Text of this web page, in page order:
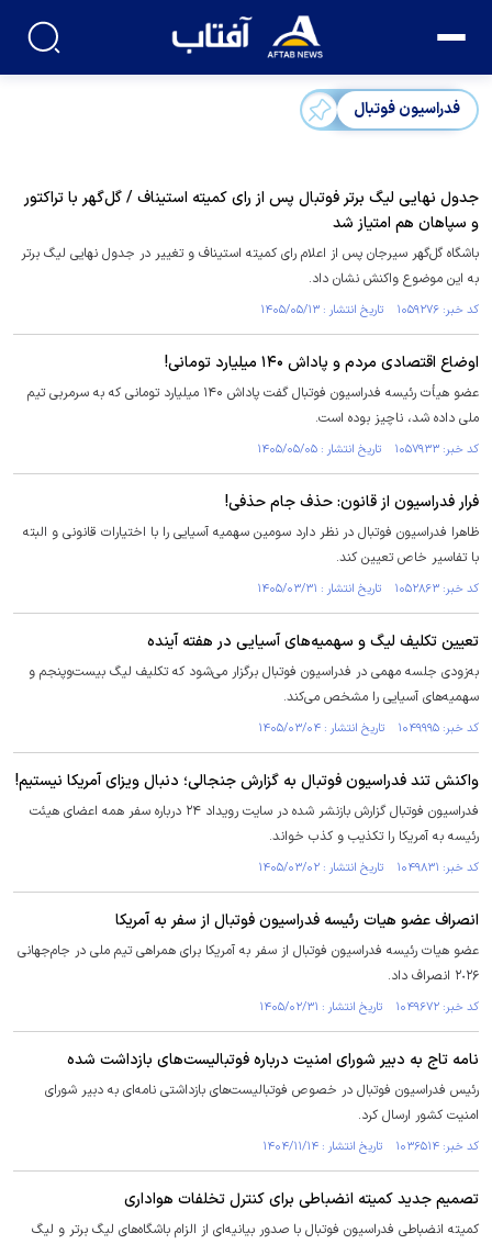
فدراسیون فوتبال
جدول نهایی لیگ برتر فوتبال پس از رای کمیته استیناف / گل‌گهر با تراکتور
و سپاهان هم امتیاز شد
باشگاه گل‌گهر سیرجان پس از اعلام رای کمیته استیناف و تغییر در جدول نهایی لیگ برتر
به این موضوع واکنش نشان داد.
کد خبر: ۱۰۵۹۲۷۶ تاریخ انتشار : ۱۴۰۵/۰۵/۱۳
اوضاع اقتصادی مردم و پاداش ۱۴۰ میلیارد تومانی!
عضو هیأت رئیسه فدراسیون فوتبال گفت پاداش ۱۴۰ میلیارد تومانی که به سرمربی تیم
ملی داده شد، ناچیز بوده است.
کد خبر: ۱۰۵۷۹۳۳ تاریخ انتشار : ۱۴۰۵/۰۵/۰۵
فرار فدراسیون از قانون: حذف جام حذفی!
ظاهرا فدراسیون فوتبال در نظر دارد سومین سهمیه آسیایی را با اختیارات قانونی و البته
با تفاسیر خاص تعیین کند.
کد خبر: ۱۰۵۲۸۶۳ تاریخ انتشار : ۱۴۰۵/۰۳/۳۱
تعیین تکلیف لیگ و سهمیه‌های آسیایی در هفته آینده
به‌زودی جلسه مهمی در فدراسیون فوتبال برگزار می‌شود که تکلیف لیگ بیست‌وپنجم و
سهمیه‌های آسیایی را مشخص می‌کند.
کد خبر: ۱۰۴۹۹۹۵ تاریخ انتشار : ۱۴۰۵/۰۳/۰۴
واکنش تند فدراسیون فوتبال به گزارش جنجالی؛ دنبال ویزای آمریکا نیستیم!
فدراسیون فوتبال گزارش بازنشر شده در سایت رویداد ۲۴ درباره سفر همه اعضای هیئت
رئیسه به آمریکا را تکذیب و کذب خواند.
کد خبر: ۱۰۴۹۸۳۱ تاریخ انتشار : ۱۴۰۵/۰۳/۰۲
انصراف عضو هیات رئیسه فدراسیون فوتبال از سفر به آمریکا
عضو هیات رئیسه فدراسیون فوتبال از سفر به آمریکا برای همراهی تیم ملی در جام‌جهانی
٢٠٢۶ انصراف داد.
کد خبر: ۱۰۴۹۶۷۲ تاریخ انتشار : ۱۴۰۵/۰۲/۳۱
نامه تاج به دبیر شورای امنیت درباره فوتبالیست‌های بازداشت شده
رئیس فدراسیون فوتبال در خصوص فوتبالیست‌های بازداشتی نامه‌ای به دبیر شورای
امنیت کشور ارسال کرد.
کد خبر: ۱۰۳۶۵۱۴ تاریخ انتشار : ۱۴۰۴/۱۱/۱۴
تصمیم جدید کمیته انضباطی برای کنترل تخلفات هواداری
کمیته انضباطی فدراسیون فوتبال با صدور بیانیه‌ای از الزام باشگاه‌های لیگ برتر و لیگ